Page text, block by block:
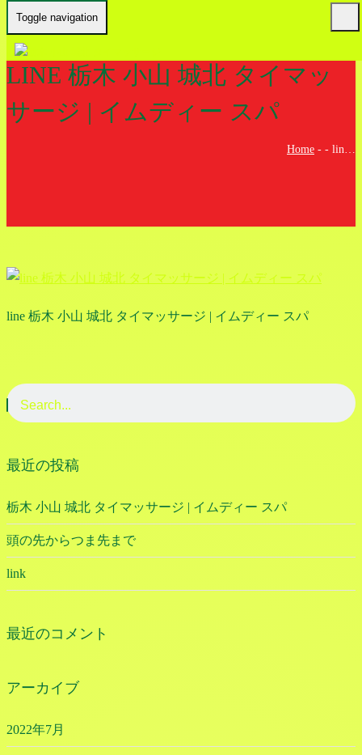
Toggle navigation
LINE 栃木 小山 城北 タイマッ
サージ | イムディー スパ
Home - - lin…
line 栃木 小山 城北 タイマッサージ | イムディー スパ
最近の投稿
栃木 小山 城北 タイマッサージ | イムディー スパ
頭の先からつま先まで
link
最近のコメント
アーカイブ
2022年7月